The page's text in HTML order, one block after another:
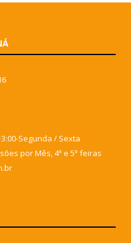
Segunda / Sexta
por Mês, 4ª e 5ª feiras